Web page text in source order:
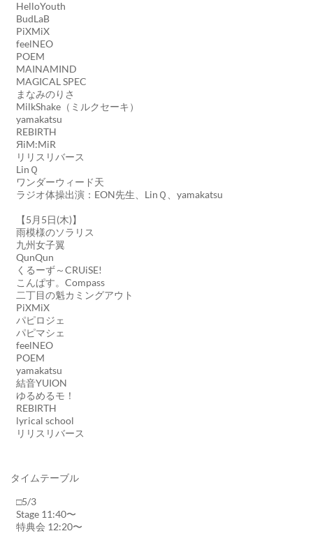
HelloYouth
BudLaB
PiXMiX
feelNEO
POEM
MAINAMIND
MAGICAL SPEC
まなみのりさ
MilkShake（ミルクセーキ）
yamakatsu
REBIRTH
ЯiM:MiR
リリスリバース
LinＱ
ワンダーウィード天
ラジオ体操出演：EON先生、LinＱ、yamakatsu
【5月5日(木)】
雨模様のソラリス
九州女子翼
QunQun
くるーず～CRUiSE!
こんぱす。Compass
二丁目の魁カミングアウト
PiXMiX
パピロジェ
パピマシェ
feelNEO
POEM
yamakatsu
結音YUION
ゆるめるモ！
REBIRTH
lyrical school
リリスリバース
タイムテーブル
□5/3
Stage 11:40〜
特典会 12:20〜